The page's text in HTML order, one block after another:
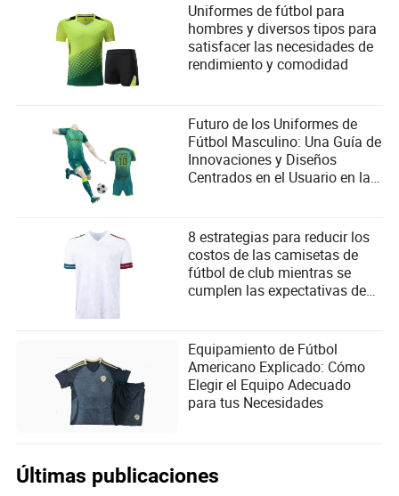
Uniformes de fútbol para
hombres y diversos tipos para
satisfacer las necesidades de
rendimiento y comodidad
Futuro de los Uniformes de
Fútbol Masculino: Una Guía de
Innovaciones y Diseños
Centrados en el Usuario en la
8 estrategias para reducir los
costos de las camisetas de
fútbol de club mientras se
cumplen las expectativas de
Equipamiento de Fútbol
Americano Explicado: Cómo
Elegir el Equipo Adecuado
para tus Necesidades
Últimas publicaciones